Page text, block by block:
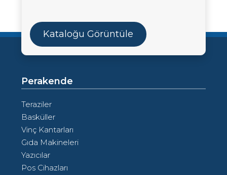
Kataloğu Görüntüle
Perakende
Teraziler
Basküller
Vinç Kantarları
Gıda Makineleri
Yazıcılar
Pos Cihazları